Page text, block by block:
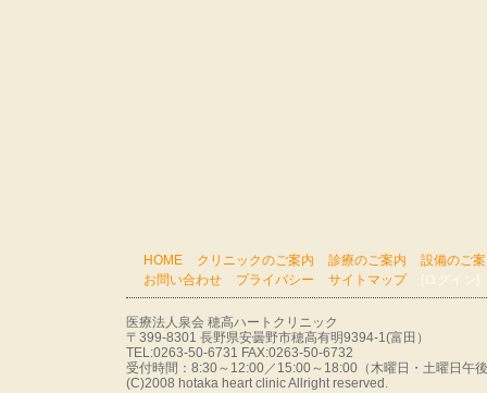
HOME クリニックのご案内 診療のご案内
設備のご
お問い合わせ
プライバシー サイトマップ [ログイン]
医療法人泉会 穂高ハートクリニック
〒399-8301 長野県安曇野市穂高有明9394-1(富田）
TEL:0263-50-6731 FAX:0263-50-6732
受付時間：8:30～12:00／15:00～18:00（木曜日・土曜日午
(C)2008 hotaka heart clinic Allright reserved.